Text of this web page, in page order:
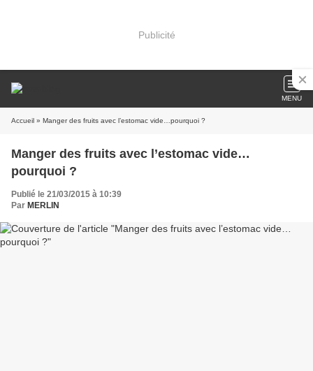
Publicité
MENU
Accueil » Manger des fruits avec l’estomac vide…pourquoi ?
Manger des fruits avec l’estomac vide…
pourquoi ?
Publié le 21/03/2015 à 10:39
Par MERLIN